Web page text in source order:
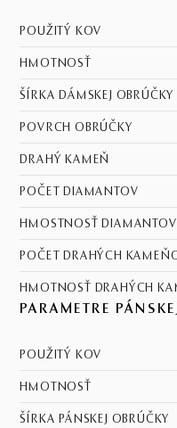
POUŽITÝ KOV
HMOTNOSŤ
ŠÍRKA DÁMSKEJ OBRÚČKY
POVRCH OBRÚČKY
DRAHÝ KAMEŇ
POČET DIAMANTOV
HMOSTNOSŤ DIAMANTOV
POČET DRAHÝCH
HMOTNOSŤ DRAHÝCH
PARAMETRE
POUŽITÝ KOV
HMOTNOSŤ
ŠÍRKA PÁNSKEJ OBRÚČKY